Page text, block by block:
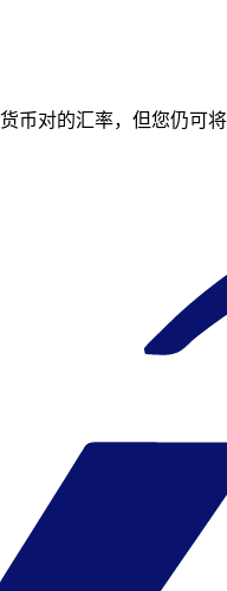
币对的汇率，但您仍可